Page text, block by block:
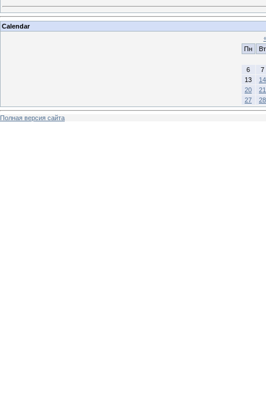
Calendar
Пн
Вт
6
7
13
14
20
21
27
28
Полная версия сайта